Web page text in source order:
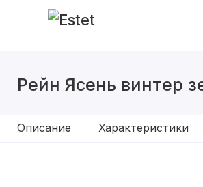
Рейн Ясень винтер
Описание Характеристики